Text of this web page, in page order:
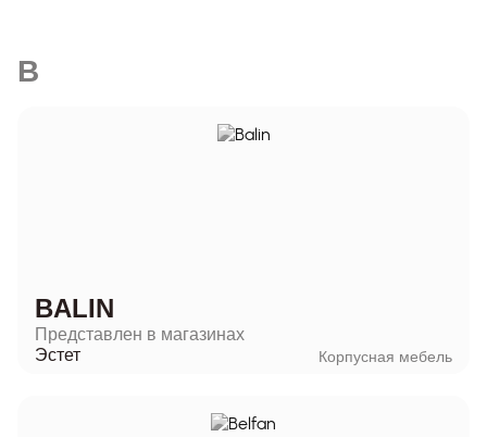
B
BALIN
Представлен в магазинах
Эстет
Корпусная мебель